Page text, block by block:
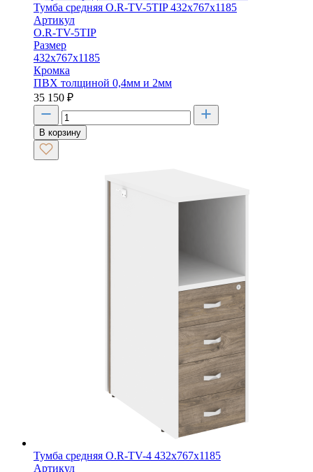
Тумба средняя O.R-TV-5TIP 432х767х1185
Артикул
O.R-TV-5TIP
Размер
432х767х1185
Кромка
ПВХ толщиной 0,4мм и 2мм
35 150 ₽
В корзину
Тумба средняя O.R-TV-4 432х767х1185
Артикул